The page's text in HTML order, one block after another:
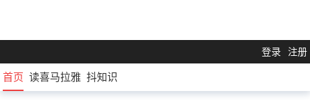
登录 注册
首页 读喜马拉雅 抖知识